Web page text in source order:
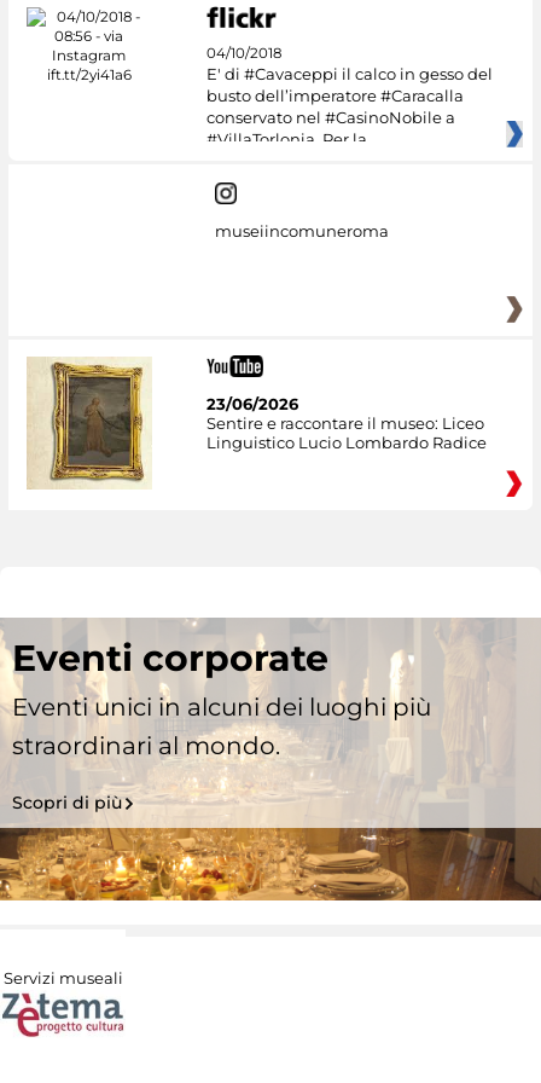
04/10/2018
E' di #Cavaceppi il calco in gesso del
busto dell’imperatore #Caracalla
conservato nel #CasinoNobile a
#VillaTorlonia. Per la
museiincomuneroma
23/06/2026
Sentire e raccontare il museo: Liceo
Linguistico Lucio Lombardo Radice
Eventi corporate
Eventi unici in alcuni dei luoghi più
straordinari al mondo.
Scopri di più
Servizi museali